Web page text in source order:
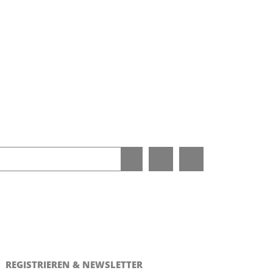
REGISTRIEREN & NEWSLETTER